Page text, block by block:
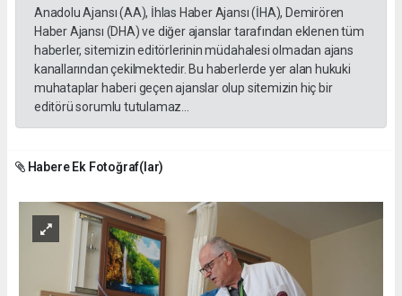
Anadolu Ajansı (AA), İhlas Haber Ajansı (İHA), Demirören
Haber Ajansı (DHA) ve diğer ajanslar tarafından eklenen tüm
haberler, sitemizin editörlerinin müdahalesi olmadan ajans
kanallarından çekilmektedir. Bu haberlerde yer alan hukuki
muhataplar haberi geçen ajanslar olup sitemizin hiç bir
editörü sorumlu tutulamaz...
Habere Ek Fotoğraf(lar)